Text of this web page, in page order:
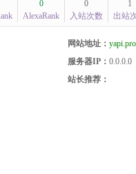
0
AlexaRank
0
入站次数
1
出站
网站地址： yapi.pro
服务器IP： 0.0.0.0
站长推荐：